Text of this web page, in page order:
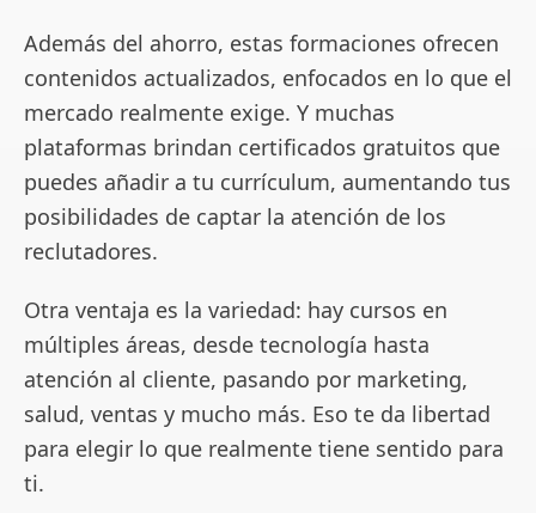
Además del ahorro, estas formaciones ofrecen
contenidos actualizados, enfocados en lo que el
mercado realmente exige. Y muchas
plataformas brindan certificados gratuitos que
puedes añadir a tu currículum, aumentando tus
posibilidades de captar la atención de los
reclutadores.
Otra ventaja es la variedad: hay cursos en
múltiples áreas, desde tecnología hasta
atención al cliente, pasando por marketing,
salud, ventas y mucho más. Eso te da libertad
para elegir lo que realmente tiene sentido para
ti.